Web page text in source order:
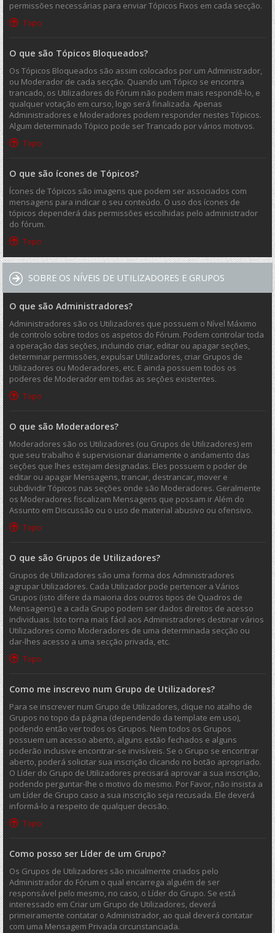
permissões necessárias para enviar Tópicos Fixos em cada secção.
Topo
O que são Tópicos Bloqueados?
Os Tópicos Bloqueados são assim colocados por um Administrador,
ou Moderador de cada secção. Quando um Tópico se encontra
trancado, os Utilizadores do Fórum não podem mais respondê-lo, e
qualquer votação em curso, logo será finalizada. Apenas
Administradores e Moderadores podem responder nestes Tópicos.
Algum determinado Tópico pode ser Trancado por vários motivos.
Topo
O que são ícones de Tópicos?
Ícones de Tópicos são imagens que podem ser associados com
mensagens para indicar o seu conteúdo. O uso dos ícones de
tópicos dependerá das permissões escolhidas pelo administrador
do fórum.
Topo
SOBRE OS NÍVEIS DE UTILIZADORES E GRUPOS
O que são Administradores?
Administradores são os Utilizadores que possuem o Nível Máximo
de controlo sobre todos os aspetos do Fórum. Podem controlar toda
a operação das seções, incluindo criar, editar ou apagar seções,
determinar permissões, expulsar Utilizadores, criar Grupos de
Utilizadores ou Moderadores, etc. E ainda possuem todos os
poderes de Moderador em todas as seções existentes.
Topo
O que são Moderadores?
Moderadores são os Utilizadores (ou Grupos de Utilizadores) em
que seu trabalho é supervisionar diariamente o andamento das
seções que lhes estejam designadas. Eles possuem o poder de
editar ou apagar Mensagens, trancar, destrancar, mover e
subdividir Tópicos nas seções onde são Moderadores. Geralmente
os Moderadores fiscalizam Mensagens que possam ir Além do
Assunto em Discussão ou o uso de material abusivo ou ofensivo.
Topo
O que são Grupos de Utilizadores?
Grupos de Utilizadores são uma forma dos Administradores
agrupar Utilizadores. Cada Utilizador pode pertencer a Vários
Grupos (isto difere da maioria dos outros tipos de Quadros de
Mensagens) e a cada Grupo podem ser dados direitos de acesso
individuais. Isto torna mais fácil aos Administradores destinar vários
Utilizadores como Moderadores de uma determinada secção ou
dar-lhes acesso a uma secção privada, etc.
Topo
Como me inscrevo num Grupo de Utilizadores?
Para se inscrever num Grupo de Utilizadores, clique no atalho de
Grupos no topo da página (dependendo da template em uso),
podendo então ver todos os Grupos. Nem todos os Grupos
possuem um acesso aberto, alguns estão fechados e alguns
poderão inclusive encontrar-se invisíveis. Se o Grupo se encontrar
aberto, poderá solicitar sua inscrição clicando no botão apropriado.
O Líder do Grupo de Utilizadores precisará aprovar a sua inscrição,
podendo perguntar-lhe o motivo do mesmo. Por Favor, não insista a
um Líder de Grupo caso a sua inscrição seja recusada. Ele deverá
informá-lo a respeito de qualquer decisão.
Topo
Como posso ser Líder de um Grupo?
Os Grupos de Utilizadores são inicialmente criados pelo
Administrador do Fórum o qual encarrega alguém de ser
responsável pelo mesmo, no caso, o Líder do Grupo. Se está
interessado em Criar um Grupo de Utilizadores, deverá
primeiramente contatar o Administrador, ao qual deverá contatar
com uma Mensagem Privada circunstanciada.